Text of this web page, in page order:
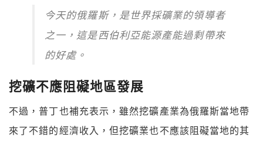
今天的俄羅斯，是世界採礦業的領導者
之一，這是西伯利亞能源產能過剩帶來
的好處。
挖礦不應阻礙地區發展
不過，普丁也補充表示，雖然挖礦產業為俄羅斯當地帶
來了不錯的經濟收入，但挖礦業也不應該阻礙當地的其